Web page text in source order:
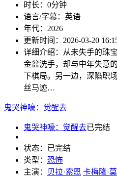
时长： 0分钟
语言/字幕： 英语
年代： 2026
更新时间： 2026-03-20
详细介绍： 从未失手的珠
金盆洗手，却与中年失意
下棋局。另一边，深陷职
丝马迹…
鬼哭神嚎：觉醒去
鬼哭神嚎：觉醒去已完结
状态： 已完结
类型： 恐怖
主演：
贝拉·索恩 卡梅隆·